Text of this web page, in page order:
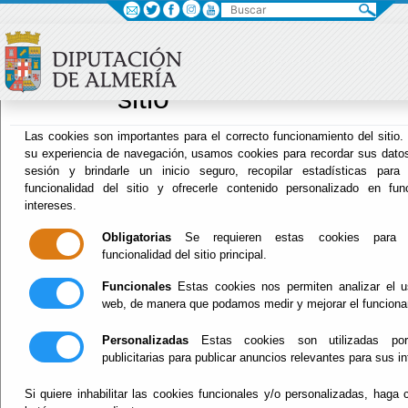
Sus opciones en
uso de cookies en
sitio
Las cookies son importantes para el correcto funcionamiento del sitio.
su experiencia de navegación, usamos cookies para recordar sus
sesión y brindarle un inicio seguro, recopilar estadísticas para
funcionalidad del sitio y ofrecerle contenido personalizado en
intereses.
Obligatorias Se requieren estas cookies para
funcionalidad del sitio principal.
Funcionales Estas cookies nos permiten analizar el
web, de manera que podamos medir y mejorar el
Personalizadas Estas cookies son utilizadas por
publicitarias para publicar anuncios relevantes para sus
Si quiere inhabilitar las cookies funcionales y/o personalizadas, haga
Archivo Biblioteca
Menú Archivo Biblioteca
Inicio -Archivo Biblioteca
- 24 de octubre de
2024 - Día de las Bibliotecas
24 de octubre de
2024 - Día de las
Bibliotecas
Buscar